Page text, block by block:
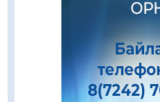
Еңбегі ерлікпен тең
Даналықтың
шамшырағы